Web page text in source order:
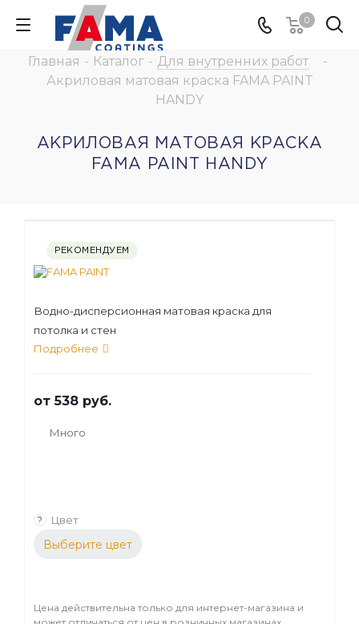
0
Главная - Каталог - Для внутренних работ
-
Акриловая матовая краска FAMA PAINT
HANDY
АКРИЛОВАЯ МАТОВАЯ КРАСКА
FAMA PAINT HANDY
РЕКОМЕНДУЕМ
Водно-дисперсионная матовая краска для
потолка и стен
Подробнее
от538 руб.
Много
? Цвет
Выберите цвет
Цена действительна только для интернет-магазина и